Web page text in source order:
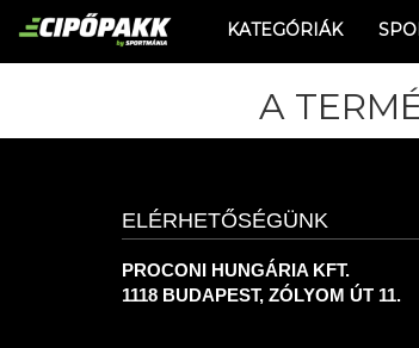
KATEGÓRIÁK
A
ELÉRHETŐSÉGÜNK
PROCONI HUNGÁRIA KFT.
1118 BUDAPEST, ZÓLYOM ÚT 11.